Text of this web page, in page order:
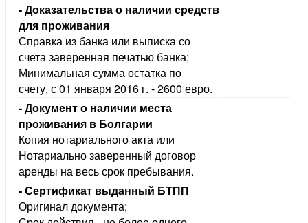
- Доказательства о наличии средст
для проживания
Справка из банка или выписка со
счета заверенная печатью банка;
Минимальная сумма остатка по
счету, с 01 января 2016 г. - 2600 евро.
- Документ о наличии места
проживания в Болгарии
Копия нотариального акта или
Нотариально заверенный договор
аренды на весь срок пребывания.
- Сертификат выданный БТПП
Оригинал документа;